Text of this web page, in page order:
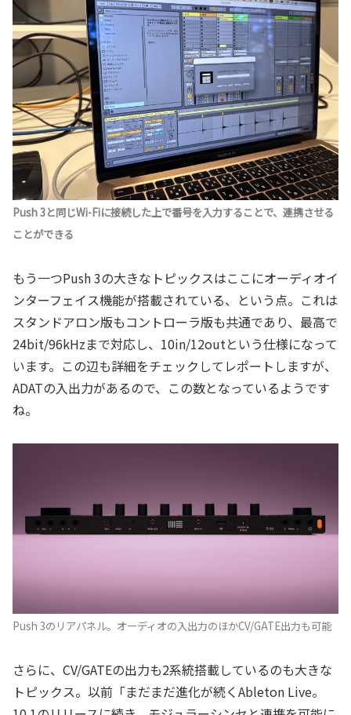
Push 3と同じWi-Fiに接続した上で番号を入力することで、連携させる
ことができる
もう一つPush 3の大きなトピックスはここにオーディオイ
ンターフェイス機能が搭載されている、という点。これは
スタンドアロン版もコントローラ版も共通であり、最高で
24bit/96kHzまで対応し、10in/12outという仕様になって
います。この辺も詳細をチェックしてレポートしますが、
ADATの入出力があるので、この数となっているようです
ね。
Push 3のリアパネル。オーディオの入出力のほかCV/GATE出力も可能
さらに、CV/GATEの出力も2系統搭載しているのも大きな
トピックス。以前「まだまだ進化が続くAbleton Live。